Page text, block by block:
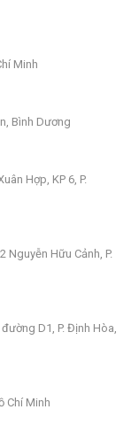
Minh
Bình Dương
Hợp, KP 6, P.
Nguyễn Hữu Cảnh, P.
D1, P. Định Hòa,
Chí Minh